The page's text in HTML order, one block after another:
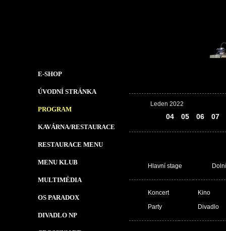
E-SHOP
ÚVODNÍ STRÁNKA
PROGRAM
KAVÁRNA/RESTAURACE
RESTAURACE MENU
MENU KLUB
MULTIMÉDIA
OS PARADOX
DIVADLO NP
Leden 2022
04 05 06 07
Hlavní stage
Koncert
Party
Kino
Divadlo